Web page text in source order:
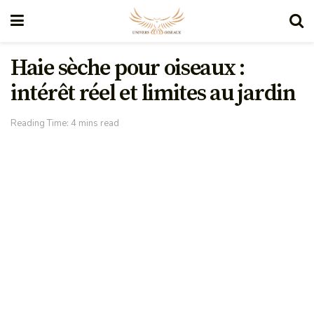
Haie sèche pour oiseaux :
intérêt réel et limites au jardin
Reading Time: 4 mins read